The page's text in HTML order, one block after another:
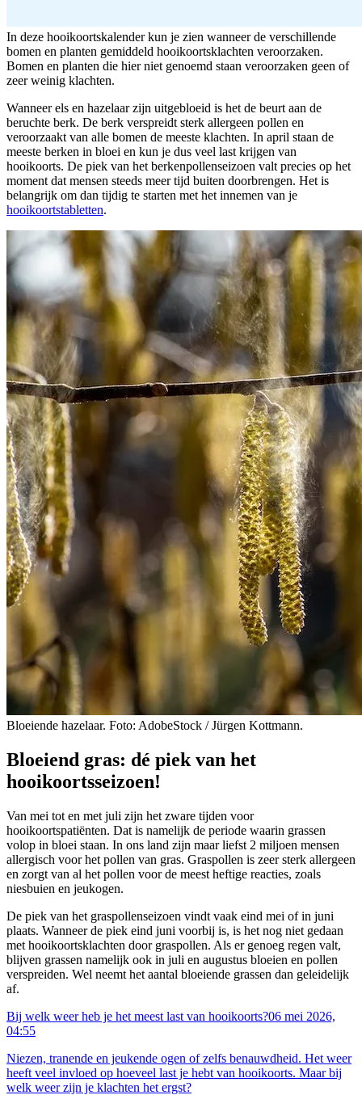
In deze hooikoortskalender kun je zien wanneer de verschillende
bomen en planten gemiddeld hooikoortsklachten veroorzaken.
Bomen en planten die hier niet genoemd staan veroorzaken geen of
zeer weinig klachten.
Wanneer els en hazelaar zijn uitgebloeid is het de beurt aan de
beruchte berk. De berk verspreidt sterk allergeen pollen en
veroorzaakt van alle bomen de meeste klachten. In april staan de
meeste berken in bloei en kun je dus veel last krijgen van
hooikoorts. De piek van het berkenpollenseizoen valt precies op het
moment dat mensen steeds meer tijd buiten doorbrengen. Het is
belangrijk om dan tijdig te starten met het innemen van je
hooikoortstabletten.
Bloeiende hazelaar. Foto: AdobeStock / Jürgen Kottmann.
Bloeiend gras: dé piek van het
hooikoortsseizoen!
Van mei tot en met juli zijn het zware tijden voor
hooikoortspatiënten. Dat is namelijk de periode waarin grassen
volop in bloei staan. In ons land zijn maar liefst 2 miljoen mensen
allergisch voor het pollen van gras. Graspollen is zeer sterk allergeen
en zorgt van al het pollen voor de meest heftige reacties, zoals
niesbuien en jeukogen.
De piek van het graspollenseizoen vindt vaak eind mei of in juni
plaats. Wanneer de piek eind juni voorbij is, is het nog niet gedaan
met hooikoortsklachten door graspollen. Als er genoeg regen valt,
blijven grassen namelijk ook in juli en augustus bloeien en pollen
verspreiden. Wel neemt het aantal bloeiende grassen dan geleidelijk
af.
Bij welk weer heb je het meest last van hooikoorts?06 mei 2026,
04:55
Niezen, tranende en jeukende ogen of zelfs benauwdheid. Het weer
heeft veel invloed op hoeveel last je hebt van hooikoorts. Maar bij
welk weer zijn je klachten het ergst?